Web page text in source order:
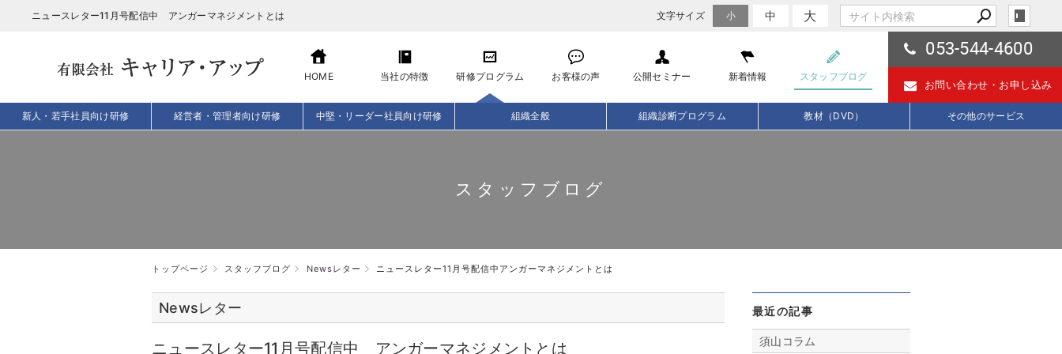
ニュースレター11月号配信中 アンガーマネジメントとは 文字サイズ 小 中 大
HOME 当社の特徴 研修プログラム お客様の声 公開セミナー 新着情報 スタッフブログ
053-544-4600
お問い合わせ・ お申し込み
新人・若手社員向け研修 経営者・管理者向け研修 中堅・リーダー社員向け研修 組織全般 組織診断プログラム 教材（DVD） その他のサービス
スタッフブログ
トップページ スタッフブログ Newsレター ニュースレター11月号配信中アンガーマネジメントとは
Newsレター
ニュースレター11月号配信中 アンガーマネジメントとは
最近の記事
須山コラム